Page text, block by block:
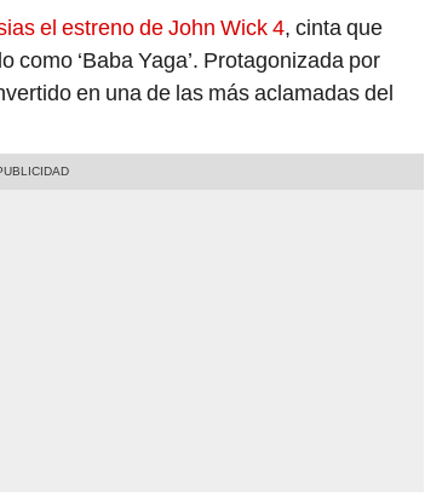
el estreno de John Wick 4, cinta que
‘Baba Yaga’. Protagonizada por
en una de las más aclamadas del